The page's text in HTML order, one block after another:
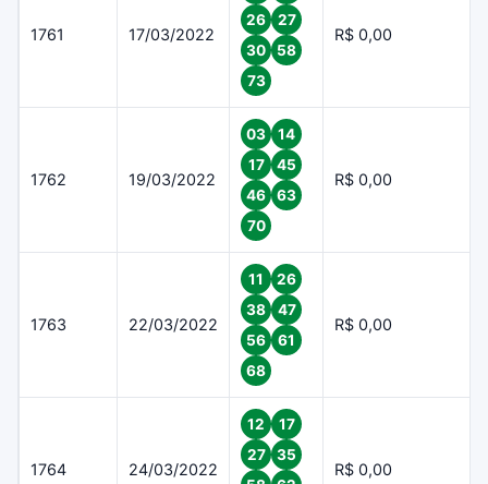
1761 17/03/2022
26
27
30
58
73
R$ 0,00
1762 19/03/2022
03
14
17
45
46
63
70
R$ 0,00
1763 22/03/2022
11
26
38
47
56
61
68
R$ 0,00
1764 24/03/2022
12
17
27
35
R$ 0,00